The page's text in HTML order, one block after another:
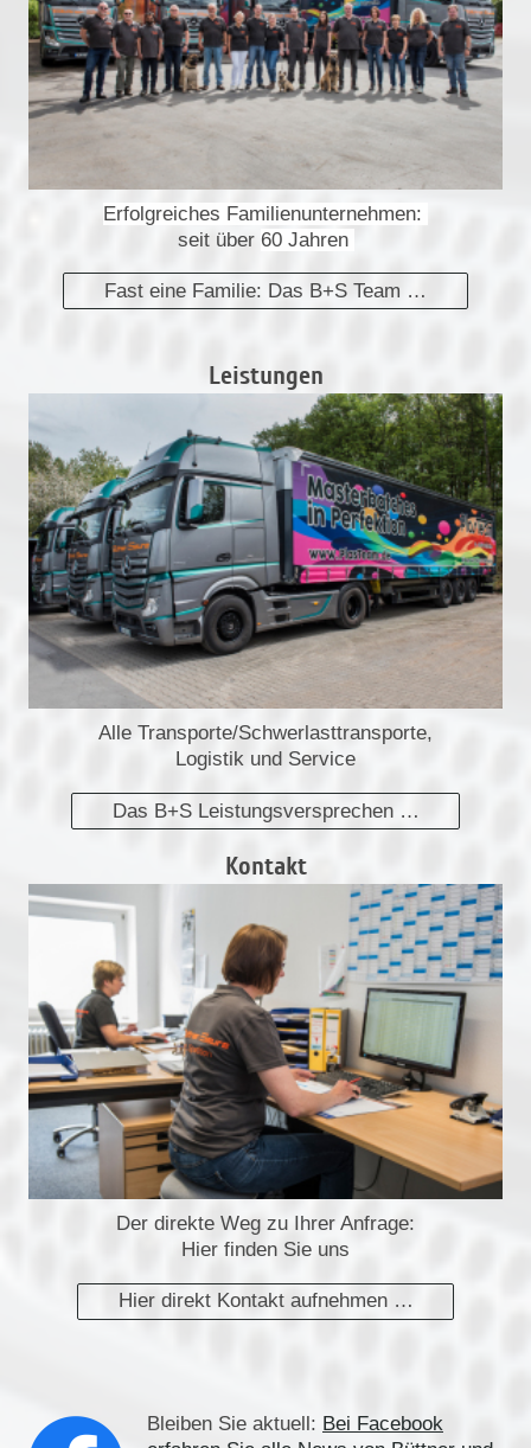
Erfolgreiches Familienunternehmen:
seit über 60 Jahren
Fast eine Familie: Das B+S Team …
Leistungen
Alle Transporte/Schwerlasttransporte,
Logistik und Service
Das B+S Leistungsversprechen …
Kontakt
Der direkte Weg zu Ihrer Anfrage:
Hier finden Sie uns
Hier direkt Kontakt aufnehmen …
Bleiben Sie aktuell: Bei Facebook